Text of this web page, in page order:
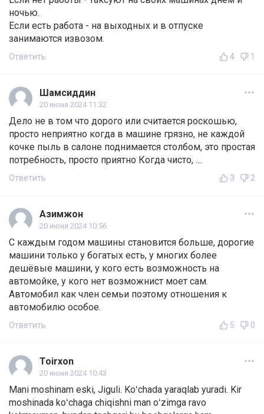
ночью.
Если есть работа - на выходных и в отпуске
занимаются извозом.
Ответить 4 1
Шамсиддин
20 июня 2024 11:32
Дело не в том что дорого или считается роскошью,
просто неприятно когда в машине грязно, не каждой
кочке пыль в салоне поднимается столбом, это простая
потребность, просто приятно Когда чисто, ....
Ответить 3 2
Азимжон
20 июня 2024 10:56
С каждым годом машины становится больше, дорогие
машини только у богатых есть, у многих более
дешёвые машини, у кого есть возможность на
автомойке, у кого нет возможнист моет сам.
Автомобил как член семьи поэтому отношения к
автомобилю особое.
Ответить 5 0
Toirxon
20 июня 2024 10:43
Mani moshinam eski, Jiguli. Koʻchada yaraqlab yuradi. Kir
moshinada koʻchaga chiqishni man oʻzimga ravo